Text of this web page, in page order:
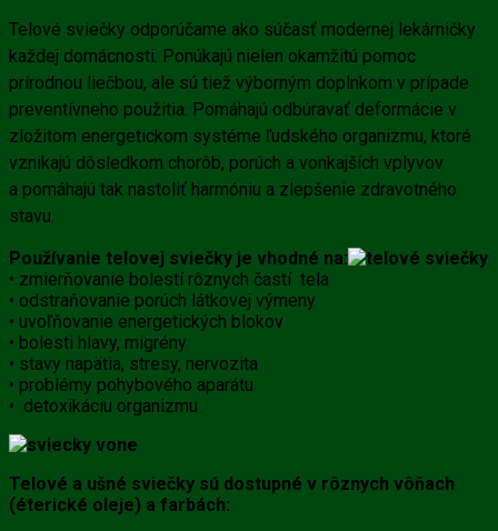
Telové sviečky odporúčame ako súčasť modernej lekárničky
každej domácnosti. Ponúkajú nielen okamžitú pomoc
prírodnou liečbou, ale sú tiež výborným doplnkom v prípade
preventívneho použitia. Pomáhajú odbúravať deformácie v
zložitom energetickom systéme ľudského organizmu, ktoré
vznikajú dôsledkom chorôb, porúch a vonkajších vplyvov
a pomáhajú tak nastoliť harmóniu a zlepšenie zdravotného
stavu.
Používanie telovej sviečky je vhodné na:
• zmierňovanie bolestí rôznych častí tela
• odstraňovanie porúch látkovej výmeny
• uvoľňovanie energetických blokov
• bolesti hlavy, migrény
• stavy napätia, stresy, nervozita
• problémy pohybového aparátu
• detoxikáciu organizmu
Telové a ušné sviečky sú dostupné v rôznych vôňach
(éterické oleje) a farbách: